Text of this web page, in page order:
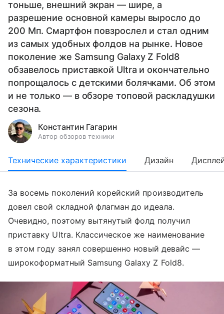
тоньше, внешний экран — шире, а
разрешение основной камеры выросло до
200 Мп. Смартфон повзрослел и стал одним
из самых удобных фолдов на рынке. Новое
поколение же Samsung Galaxy Z Fold8
обзавелось приставкой Ultra и окончательно
попрощалось с детскими болячками. Об этом
и не только — в обзоре топовой раскладушки
сезона.
Константин Гагарин
Автор обзоров техники
Технические характеристики Дизайн
За восемь поколений корейский производитель
довел свой складной флагман до идеала.
Очевидно, поэтому вытянутый фолд получил
приставку Ultra. Классическое же наименование
в этом году занял совершенно новый девайс —
широкоформатный Samsung Galaxy Z Fold8.